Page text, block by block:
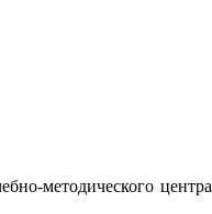
методического центра